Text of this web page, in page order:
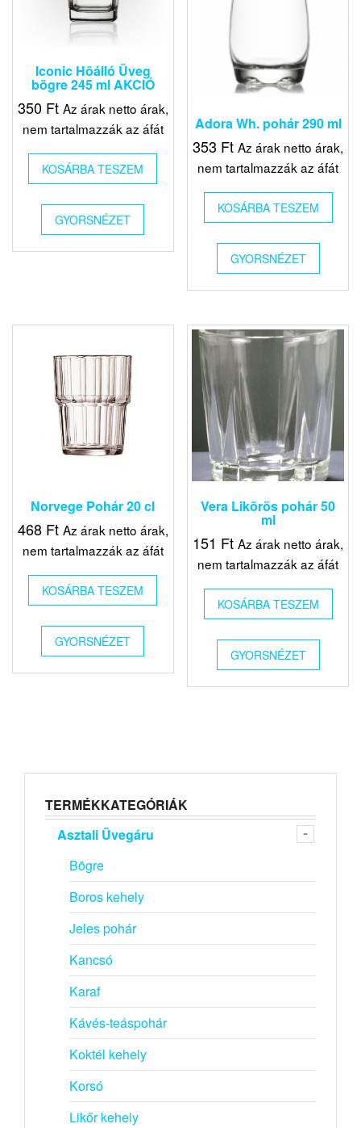
Iconic Hõálló Üveg
bögre 245 ml AKCIÓ
350 Ft Az árak netto árak,
nem tartalmazzák az áfát
KOSÁRBA TESZEM
GYORSNÉZET
Adora Wh. pohár 290 ml
353 Ft Az árak netto árak,
nem tartalmazzák az áfát
KOSÁRBA TESZEM
GYORSNÉZET
Norvege Pohár 20 cl
468 Ft Az árak netto árak,
nem tartalmazzák az áfát
KOSÁRBA TESZEM
GYORSNÉZET
Vera Likõrös pohár 50
ml
151 Ft Az árak netto árak,
nem tartalmazzák az áfát
KOSÁRBA TESZEM
GYORSNÉZET
TERMÉKKATEGÓRIÁK
Asztali Üvegáru
Bögre
Boros kehely
Jeles pohár
Kancsó
Karaf
Kávés-teáspohár
Koktél kehely
Korsó
Likőr kehely